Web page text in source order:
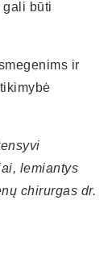
gali būti
ir
lemiantys
chirurgas dr.